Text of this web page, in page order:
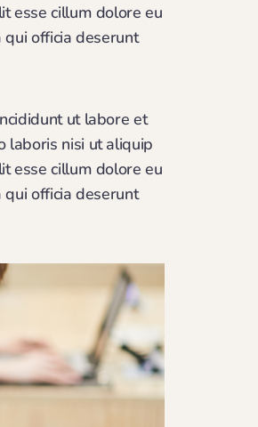
esse cillum dolore eu
officia deserunt
ut labore et
laboris nisi ut aliquip
esse cillum dolore eu
officia deserunt